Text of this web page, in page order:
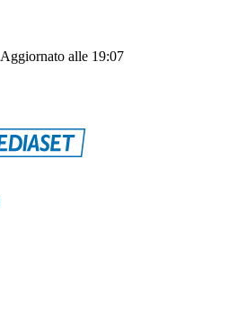
Aggiornato alle 19:07